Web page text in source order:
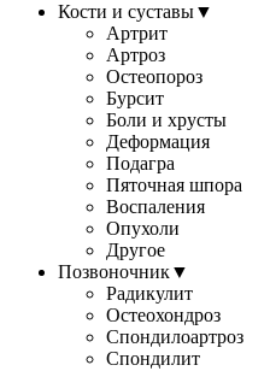
Кости и суставы▼
Артрит
Артроз
Остеопороз
Бурсит
Боли и хрусты
Деформация
Подагра
Пяточная шпора
Воспаления
Опухоли
Другое
Позвоночник▼
Радикулит
Остеохондроз
Спондилоартроз
Спондилит